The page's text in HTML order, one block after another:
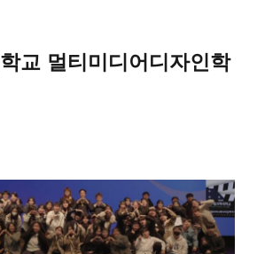
교 멀티미디어디자인학